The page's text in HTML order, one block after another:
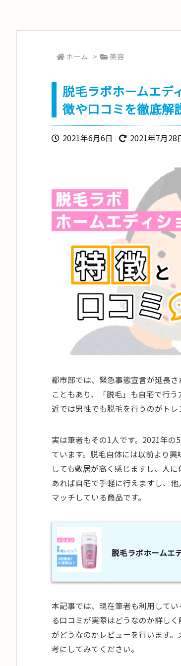
ホーム > 美容
脱毛ラボホームエデ
徴や口コミを徹底解
2021年6月6日 2021年7月28
都市部では、緊急事態宣言が延長
こともあり、「脱毛」も自宅で行
近では男性でも脱毛を行うのがトレ
実は筆者もその1人です。2021年の
ています。脱毛自体には以前より
しても敷居が高く感じますし、人
あれば自宅で手軽に行えますし、
マッチしている商品です。
脱毛ラボホームエ
本記事では、現在筆者も利用してい
る口コミが実際はどうなのか詳し
がどうなのかレビューを行います
考にしてみてください。